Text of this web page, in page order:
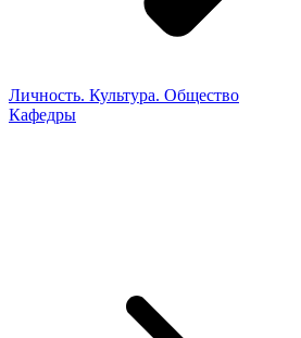
Личность. Культура. Общество
Кафедры